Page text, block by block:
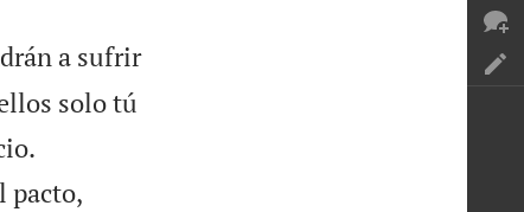
a sufrir
solo tú

pacto,